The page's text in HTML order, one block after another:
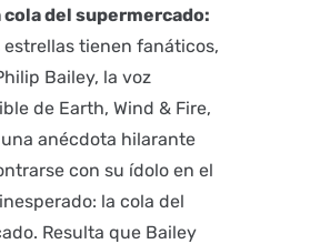
cola del supermercado:
estrellas tienen fanáticos,
Bailey, la voz
de Earth, Wind & Fire,
anécdota hilarante
con su ídolo en el
la cola del
Resulta que Bailey